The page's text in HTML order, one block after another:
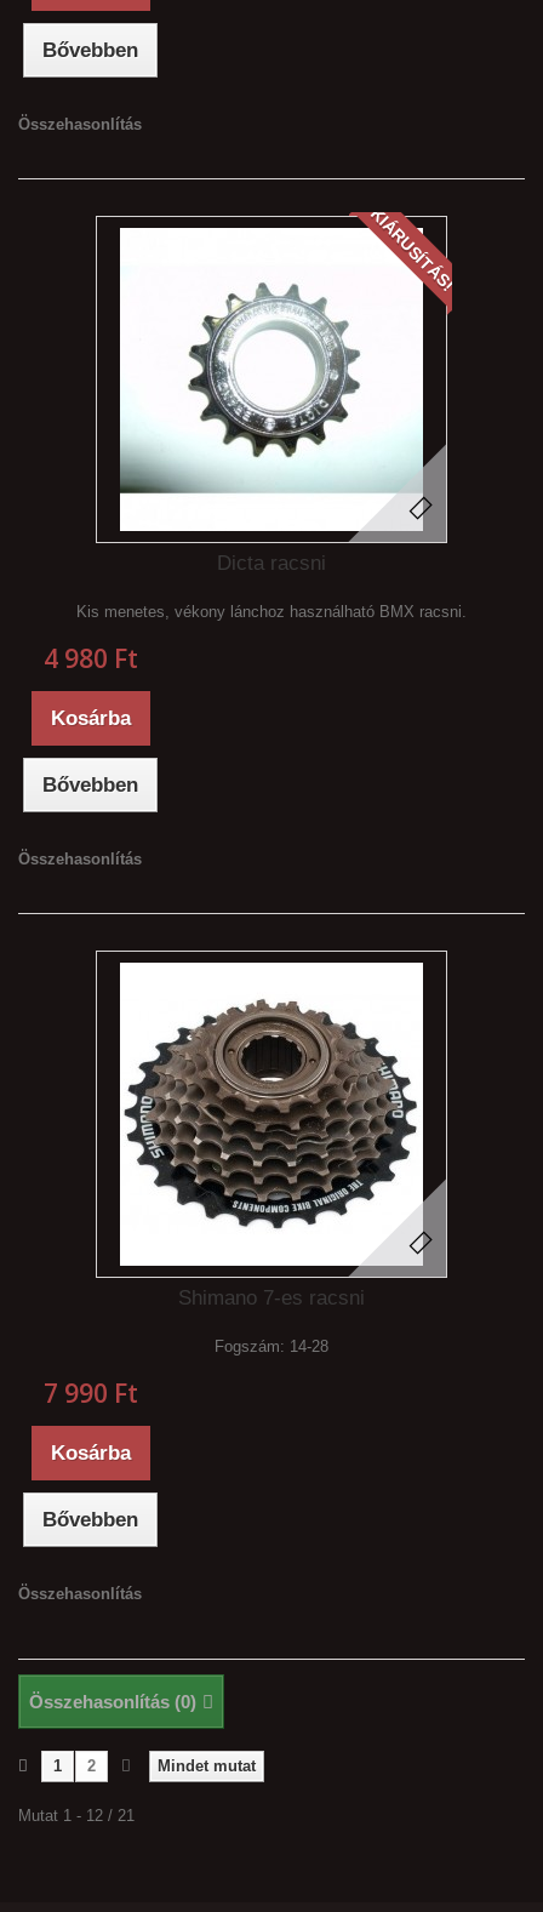
Bővebben
Összehasonlítás
KIÁRUSÍTÁS!
Dicta racsni
Kis menetes, vékony lánchoz használható BMX racsni.
4 980 Ft‎
Kosárba
Bővebben
Összehasonlítás
Shimano 7-es racsni
Fogszám: 14-28
7 990 Ft‎
Kosárba
Bővebben
Összehasonlítás
Összehasonlítás (0)
Mindet mutat
1 2
Mutat 1 - 12 / 21